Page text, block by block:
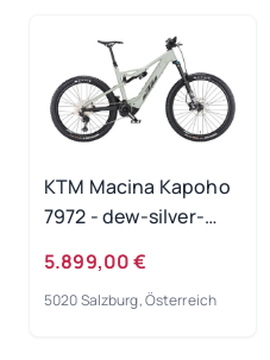
KTM Macina Kapoho
7972 - dew-silver-
M
5.899,00 €
5020 Salzburg, Österreich